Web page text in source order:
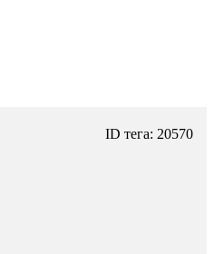
ID тега: 20570